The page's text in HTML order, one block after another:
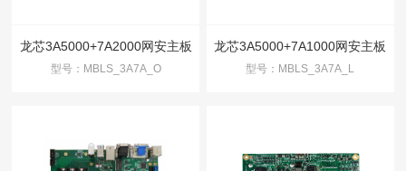
龙芯3A5000+7A2000网安主板
型号：MBLS_3A7A_O
龙芯3A5000+7A1000网安主板
型号：MBLS_3A7A_L